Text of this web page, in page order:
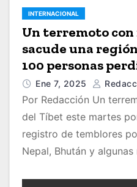
INTERNACIONAL
Un terremoto con
sacude una
100 personas
Ene 7, 2025
Por Redacción Un
del Tíbet este martes
registro de temblores
Nepal, Bhután y